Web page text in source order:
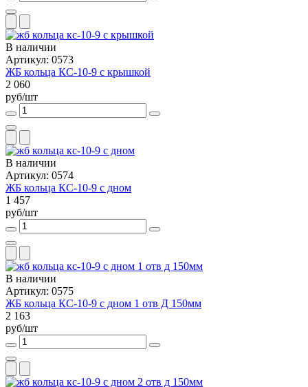
В наличии
Артикул: 0573
ЖБ кольца КС-10-9 с крышкой
2 060
руб/шт
В наличии
Артикул: 0574
ЖБ кольца КС-10-9 с дном
1 457
руб/шт
В наличии
Артикул: 0575
ЖБ кольца КС-10-9 с дном 1 отв Д 150мм
2 163
руб/шт